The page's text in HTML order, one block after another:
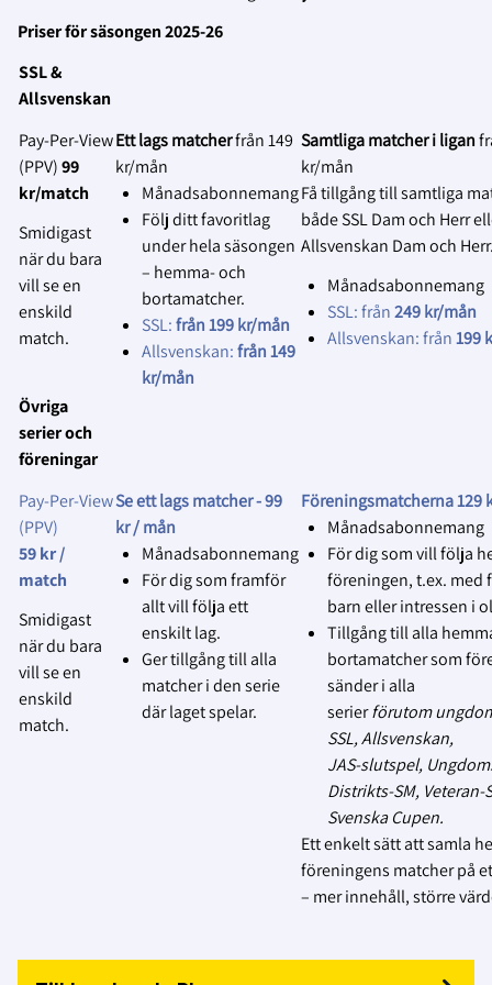
Den tekniska lösningen kommer att
vidareutvecklas löpande under hela
avtalsperioden samtidigt som
användarfeedback kommer att samlas in
önskemål.
connection
Läs mer om installationer här:
https://support.spiideo.com/en/collections/
spiideo-camera-systems-installations
Är du eller din klubb intresserade av att
skaffa en Spiideo? Följ länken nedan:
https://www.solidsport.com/en/products/
automated-live-broadcast-and-analysis-
for-games-and-practices/
Skylta tydligt vid entrén att
Påminn gärna publiken
muntligt via speakern om detta
vid behov.
2. Erbjud dolda platser för publiken:
Tillhandahåll särskilda platser
där åskådare kan sitta utan att
synas i livesändningen eller på
inspelningen.
Informera om var materialet används
Informera lagen, domarna och
publiceras eller användas.
Respektera avslag utan förklaring:
Vår utgångspunkt är, genom
föreningens samtyckte, att
lagen, domare och funktionärer
har godkänt att matcher kan
sändas på Svensk Innebandys
officiella plattform Innebandy
MEN… Om något lag, domare
eller funktionär inte vill att
matchen livesänds eller spelas
in, respektera deras beslut utan
att kräva en förklaring, och
Följ föreningens ansvar
Priser för säsongen 2025-26
SSL &
Allsvenskan
Pay‑Per‑View
(PPV)99
kr/match
Smidigast
när du bara
vill se en
enskild
match.
Ett lags matcherfrån 149
kr/mån
Månadsabonnemang
Följ ditt favoritlag
under hela säsongen
– hemma- och
bortamatcher.
SSL:från 199 kr/mån
Allsvenskan:från 149
kr/mån
Samtliga matcher i ligan
kr/mån
Få tillgång till samtliga
både SSL Dam och Herr
Allsvenskan Dam och
Månadsabonnemang
SSL: från249 kr/mån
Allsvenskan: från199
Övriga
serier och
föreningar
Pay‑Per‑View
(PPV)
59 kr /
match
Smidigast
när du bara
vill se en
enskild
match.
Se ett lags matcher -99
kr / mån
Månadsabonnemang
För dig som framför
allt vill följa ett
enskilt lag.
Ger tillgång till alla
matcher i den serie
där laget spelar.
Föreningsmatcherna 129
Månadsabonnemang
För dig som vill följa
föreningen, t.ex. med
barn eller intressen i
Tillgång till alla
bortamatcher som
sänder i alla
serierförutom
SSL, Allsvenskan,
JAS‑slutspel,
Distrikts‑SM,
Svenska Cupen.
Ett enkelt sätt att samla
föreningens matcher på
– mer innehåll, större